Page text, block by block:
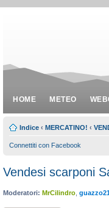
HOME METEO
Indice ‹ MERCATINO! ‹
Connettiti con Facebook
Vendesi scarponi
Moderatori: MrCilindro